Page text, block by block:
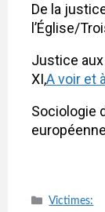
De la
l’Église/
Justice
XI,A voir et
Sociologie
Catégories
Victimes: